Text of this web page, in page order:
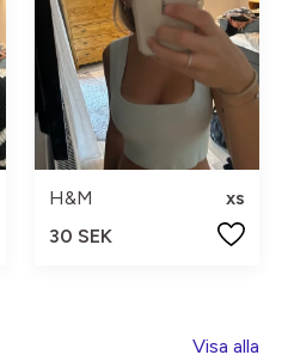
H&M
xs
30 SEK
Visa alla